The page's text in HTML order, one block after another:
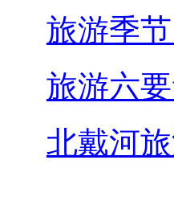
旅游季
旅游六
北戴河